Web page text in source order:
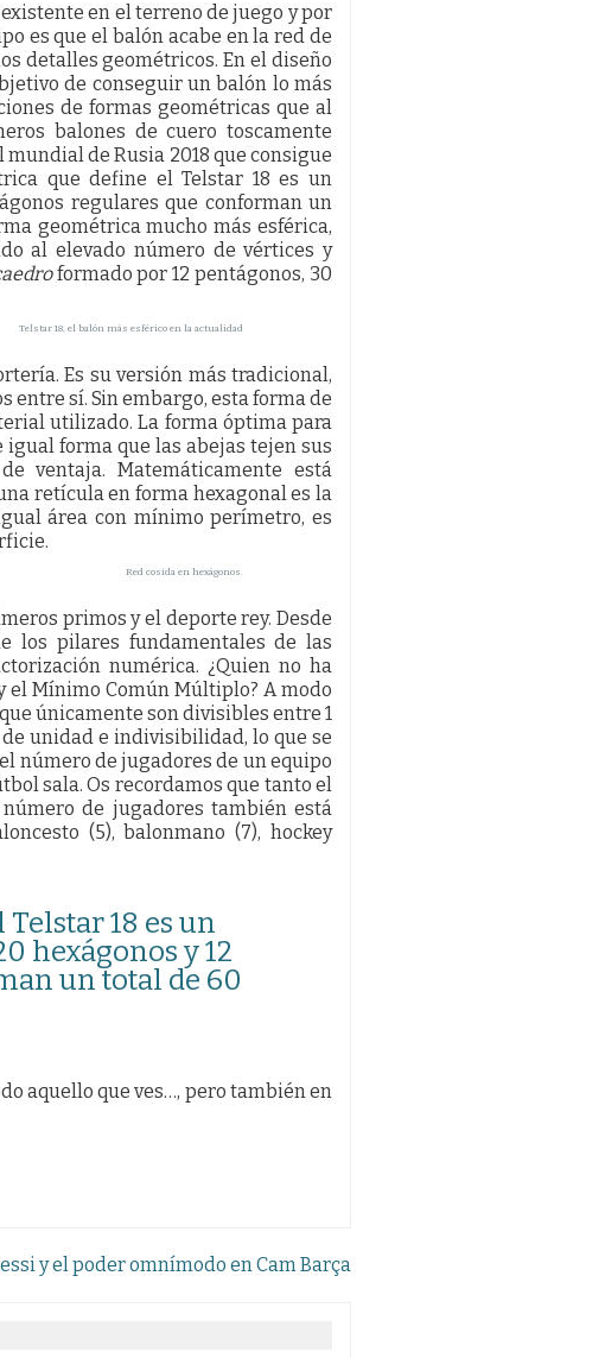
en el terreno de juego y por
es que el balón acabe en la red de
detalles geométricos. En el diseño
de conseguir un balón lo más
de formas geométricas que al
balones de cuero toscamente
de Rusia 2018 que consigue
que define el Telstar 18 es un
regulares que conforman un
geométrica mucho más esférica,
al elevado número de vértices y
formado por 12 pentágonos, 30
Telstar 18, el balón más esférico en la actualidad
Es su versión más tradicional,
entre sí. Sin embargo, esta forma de
utilizado. La forma óptima para
forma que las abejas tejen sus
ventaja. Matemáticamente está
retícula en forma hexagonal es la
área con mínimo perímetro, es
Red cosida en hexágonos.
primos y el deporte rey. Desde
los pilares fundamentales de las
numérica. ¿Quien no ha
el Mínimo Común Múltiplo? A modo
únicamente son divisibles entre 1
unidad e indivisibilidad, lo que se
número de jugadores de un equipo
sala. Os recordamos que tanto el
de jugadores también está
(5), balonmano (7), hockey
18 es un
hexágonos y 12
un total de 60
aquello que ves…, pero también en
y el poder omnímodo en Cam Barça